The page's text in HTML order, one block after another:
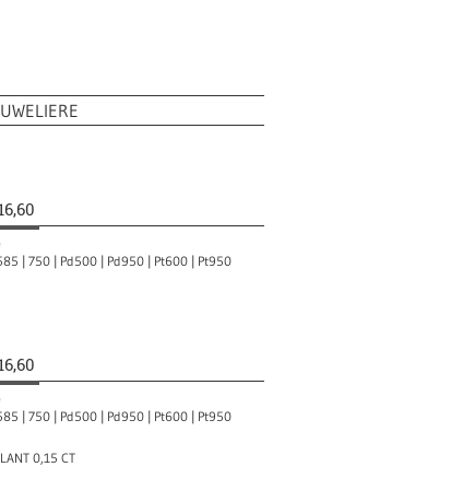
| 750 | Pd500 | Pd950 | Pt600 | Pt950
| 750 | Pd500 | Pd950 | Pt600 | Pt950
0,15 CT